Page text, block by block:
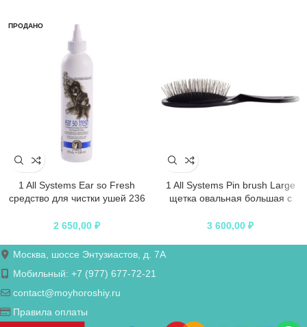
ПРОДАНО
1 All Systems Ear so Fresh
средство для чистки ушей 236
2 650,00 ₽
1 All Systems Pin brush Large
щетка овальная большая с
мм (цвета в ассортименте)
3 600,00 ₽
Москва, шоссе Энтузиастов, д. 7А
Мобильный: +7 (977) 677-72-21
contact@moyhoroshiy.ru
Правила оплаты